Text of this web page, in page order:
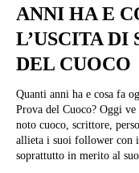
ANNI HA E
L’USCITA DI
DEL CUOCO
Quanti anni ha e cosa fa
Prova del Cuoco? Oggi ve ne parliamo
noto cuoco, scrittore,
allieta i suoi follower con